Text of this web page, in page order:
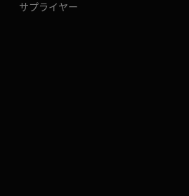
サプライヤー